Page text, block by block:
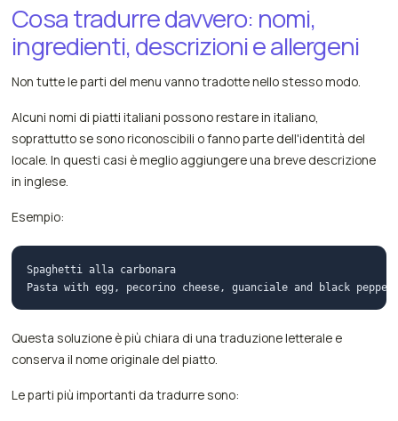
Cosa tradurre davvero: nomi,
ingredienti, descrizioni e allergeni
Non tutte le parti del menu vanno tradotte nello stesso modo.
Alcuni nomi di piatti italiani possono restare in italiano,
soprattutto se sono riconoscibili o fanno parte dell'identità del
locale. In questi casi è meglio aggiungere una breve descrizione
in inglese.
Esempio:
Spaghetti alla carbonara
Questa soluzione è più chiara di una traduzione letterale e
conserva il nome originale del piatto.
Le parti più importanti da tradurre sono: